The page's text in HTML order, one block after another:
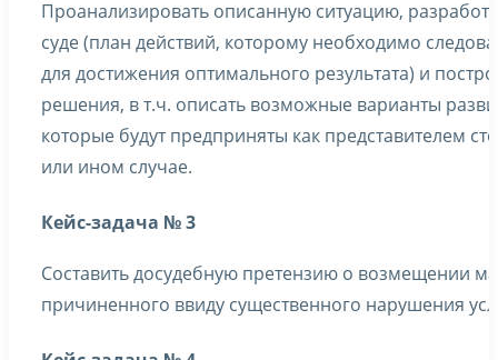
Проанализировать описанную ситуацию,
суде (план действий, которому необходимо
для достижения оптимального результата) и
решения, в т.ч. описать возможные варианты
которые будут предприняты как представителем
или ином случае.
Кейс-задача № 3
Составить досудебную претензию о возмещении
причиненного ввиду существенного нарушения